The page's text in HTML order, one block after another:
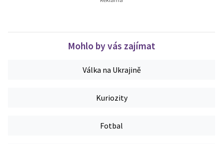
Mohlo by vás zajímat
Válka na Ukrajině
Kuriozity
Fotbal